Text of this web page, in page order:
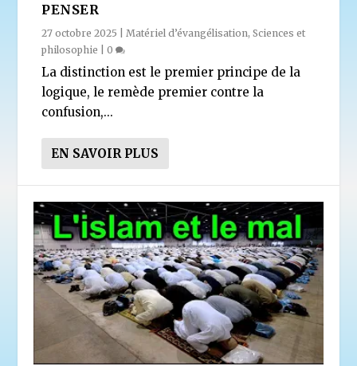
PENSER
27 octobre 2025 |Matériel d’évangélisation,Sciences et
philosophie |0
La distinction est le premier principe de la
logique, le remède premier contre la
confusion,...
EN SAVOIR PLUS